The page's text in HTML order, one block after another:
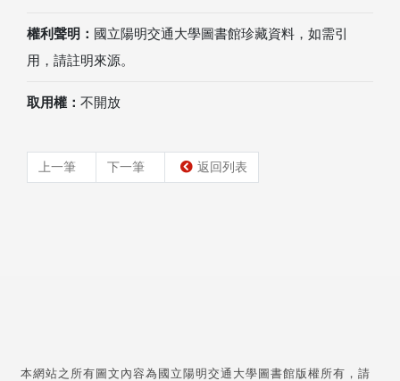
權利聲明： 國立陽明交通大學圖書館珍藏資料，如需引
用，請註明來源。
取用權： 不開放
上一筆 下一筆 返回列表
本網站之所有圖文內容為國立陽明交通大學圖書館版權所有，請